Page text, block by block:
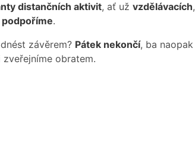
distančních aktivit, ať už vzdělávacích,
podpoříme.
závěrem? Pátek nekončí, ba naopak
obratem.